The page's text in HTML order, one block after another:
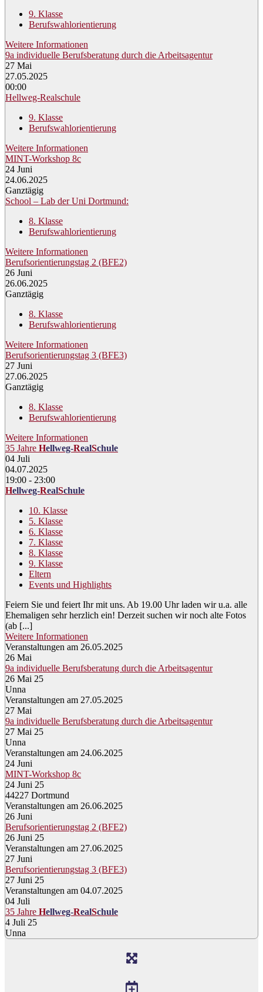
9. Klasse
Berufswahlorientierung
Weitere Informationen
9a individuelle Berufsberatung durch die Arbeitsagentur
27 Mai
27.05.2025
00:00
Hellweg-Realschule
9. Klasse
Berufswahlorientierung
Weitere Informationen
MINT-Workshop 8c
24 Juni
24.06.2025
Ganztägig
School – Lab der Uni Dortmund:
8. Klasse
Berufswahlorientierung
Weitere Informationen
Berufsorientierungstag 2 (BFE2)
26 Juni
26.06.2025
Ganztägig
8. Klasse
Berufswahlorientierung
Weitere Informationen
Berufsorientierungstag 3 (BFE3)
27 Juni
27.06.2025
Ganztägig
8. Klasse
Berufswahlorientierung
Weitere Informationen
35 Jahre Hellweg-RealSchule
04 Juli
04.07.2025
19:00 - 23:00
Hellweg-RealSchule
10. Klasse
5. Klasse
6. Klasse
7. Klasse
8. Klasse
9. Klasse
Eltern
Events und Highlights
Feiern Sie und feiert Ihr mit uns. Ab 19.00 Uhr laden wir u.a. alle
Ehemaligen sehr herzlich ein! Derzeit suchen wir noch alte Fotos
(ab [...]
Weitere Informationen
Veranstaltungen am 26.05.2025
26 Mai
9a individuelle Berufsberatung durch die Arbeitsagentur
26 Mai 25
Unna
Veranstaltungen am 27.05.2025
27 Mai
9a individuelle Berufsberatung durch die Arbeitsagentur
27 Mai 25
Unna
Veranstaltungen am 24.06.2025
24 Juni
MINT-Workshop 8c
24 Juni 25
44227 Dortmund
Veranstaltungen am 26.06.2025
26 Juni
Berufsorientierungstag 2 (BFE2)
26 Juni 25
Veranstaltungen am 27.06.2025
27 Juni
Berufsorientierungstag 3 (BFE3)
27 Juni 25
Veranstaltungen am 04.07.2025
04 Juli
35 Jahre Hellweg-RealSchule
4 Juli 25
Unna